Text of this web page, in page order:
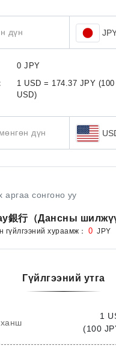
дүн
0 JPY
1 USD = 174.37 JPY
USD)
дүн
аргаа сонгоно уу
銀行（Дансны
гүйлгээний хураамж： 0 JPY
Гүйлгээний утга
1
(100